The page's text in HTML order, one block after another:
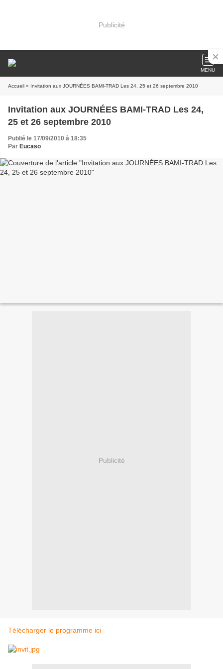
Publicité
MENU
Accueil » Invitation aux JOURNÉES BAMI-TRAD Les 24, 25 et 26 septembre 2010
Invitation aux JOURNÉES BAMI-TRAD Les 24,
25 et 26 septembre 2010
Publié le 17/09/2010 à 18:35
Par Eucaso
Publicité
Télécharger le programme ici